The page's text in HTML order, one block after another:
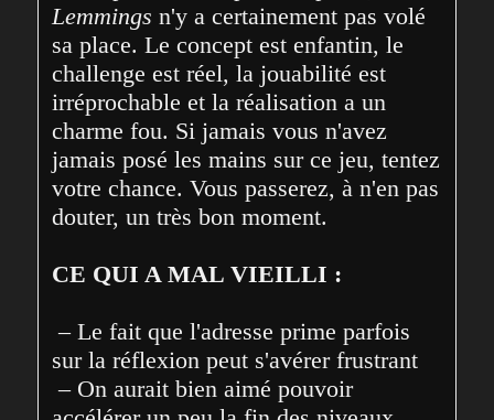
Lemmings n'y a certainement pas volé
sa place. Le concept est enfantin, le
challenge est réel, la jouabilité est
irréprochable et la réalisation a un
charme fou. Si jamais vous n'avez
jamais posé les mains sur ce jeu, tentez
votre chance. Vous passerez, à n'en pas
douter, un très bon moment.
CE QUI A MAL VIEILLI :
– Le fait que l'adresse prime parfois
sur la réflexion peut s'avérer frustrant
– On aurait bien aimé pouvoir